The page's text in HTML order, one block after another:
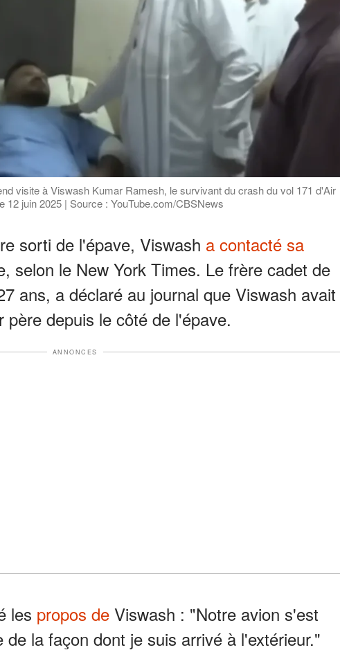
visite à Viswash Kumar Ramesh, le survivant du crash du vol 171 d'Air
12 juin 2025 | Source : YouTube.com/CBSNews
sorti de l'épave, Viswash a contacté sa
selon le New York Times. Le frère cadet de
ans, a déclaré au journal que Viswash avait
depuis le côté de l'épave.
ANNONCES
les propos de Viswash : "Notre avion s'est
la façon dont je suis arrivé à l'extérieur."